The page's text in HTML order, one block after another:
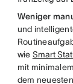
Weniger
und
wie Smart
mit
dem